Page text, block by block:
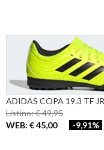
ADIDAS COPA 19.3 TF
Listino: € 49,95
WEB: € 45,00
-9,91%